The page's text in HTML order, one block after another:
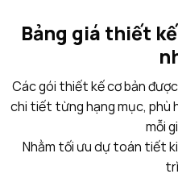
Bảng giá thiết
Các gói thiết kế cơ bản
chi tiết từng hạng mục, phù
mỗi
Nhằm tối ưu dự toán tiết